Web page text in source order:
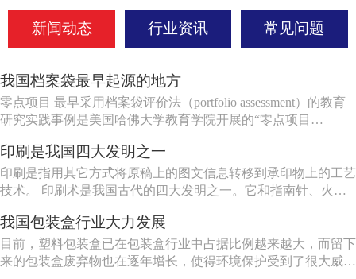
新闻动态 行业资讯 常见问题
我国档案袋最早起源的地方
零点项目 最早采用档案袋评价法（portfolio assessment）的教育
研究实践事例是美国哈佛大学教育学院开展的“零点项目
家哥德曼（N.Goodman）发起了艺术教育活动。到了1972
年，“零点项目”由于得到了提...
印刷是我国四大发明之一
印刷是指用其它方式将原稿上的图文信息转移到承印物上的工艺
技术。 印刷术是我国古代的四大发明之一。它和指南针、火
一台快速印刷机，这以后才开始了印刷技术的机械化过程。
1860年，美国生产出第一批轮转机，以后德国相继生产了双色快
速印刷机...
我国包装盒行业大力发展
目前，塑料包装盒已在包装盒行业中占据比例越来越大，而留下
来的包装盒废弃物也在逐年增长，使得环境保护受到了很大威